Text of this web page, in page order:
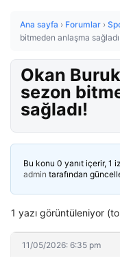
Ana sayfa › Forumlar ›
bitmeden anlaşma
Okan
sezon
sağladı!
Bu konu 0 yanıt içerir, 1
admin tarafından
1 yazı görüntüleniyor
11/05/2026: 6:35 pm